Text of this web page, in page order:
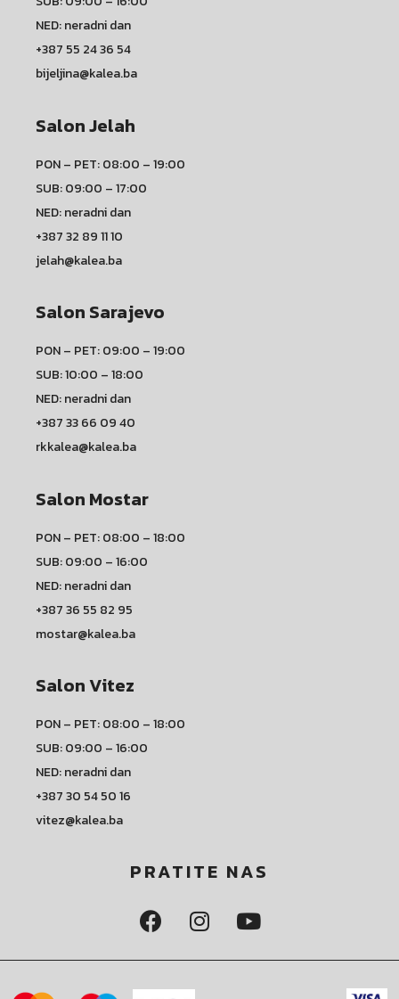
NED: neradni dan
+387 55 24 36 54
bijeljina@kalea.ba
Salon Jelah
PON – PET: 08:00 – 19:00
SUB: 09:00 – 17:00
NED: neradni dan
+387 32 89 11 10
jelah@kalea.ba
Salon Sarajevo
PON – PET: 09:00 – 19:00
SUB: 10:00 – 18:00
NED: neradni dan
+387 33 66 09 40
rkkalea@kalea.ba
Salon Mostar
PON – PET: 08:00 – 18:00
SUB: 09:00 – 16:00
NED: neradni dan
+387 36 55 82 95
mostar@kalea.ba
Salon Vitez
PON – PET: 08:00 – 18:00
SUB: 09:00 – 16:00
NED: neradni dan
+387 30 54 50 16
vitez@kalea.ba
PRATITE NAS